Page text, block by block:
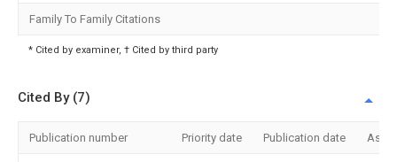
Family To Family Citations
* Cited by examiner, † Cited by third party
Cited By (7)
Publication number Priority date Publication date